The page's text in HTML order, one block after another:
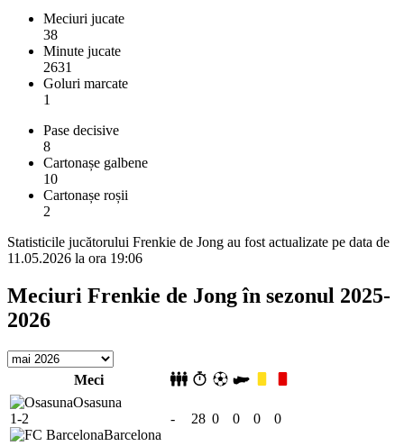
Meciuri jucate
38
Minute jucate
2631
Goluri marcate
1
Pase decisive
8
Cartonașe galbene
10
Cartonașe roșii
2
Statisticile jucătorului Frenkie de Jong au fost actualizate pe data de
11.05.2026 la ora 19:06
Meciuri Frenkie de Jong în sezonul 2025-
2026
Meci
Osasuna
1-2
Barcelona
- 28 0 0 0 0